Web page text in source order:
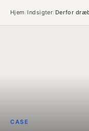
Hjem /Indsigter/ Derfor
CASE